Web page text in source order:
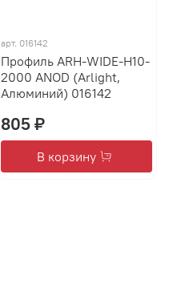
арт. 016142
Профиль ARH-WIDE-H10-
2000 ANOD (Arlight,
Алюминий) 016142
805 ₽
В корзину